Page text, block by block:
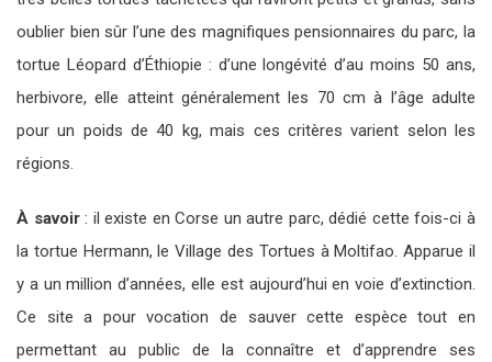
oublier bien sûr l’une des magnifiques pensionnaires du parc, la
tortue Léopard d’Éthiopie : d’une longévité d’au moins 50 ans,
herbivore, elle atteint généralement les 70 cm à l’âge adulte
pour un poids de 40 kg, mais ces critères varient selon les
régions.
À savoir: il existe en Corse un autre parc, dédié cette fois-ci à
la tortue Hermann, le Village des Tortues à Moltifao. Apparue il
y a un million d’années, elle est aujourd’hui en voie d’extinction.
Ce site a pour vocation de sauver cette espèce tout en
permettant au public de la connaître et d’apprendre ses